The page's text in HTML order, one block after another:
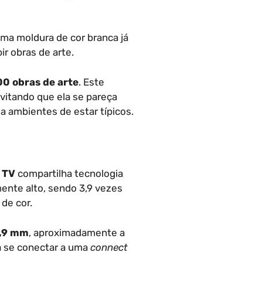
moldura de cor branca já
obras de arte.
obras de arte. Este
que ela se pareça
ambientes de estar típicos.
compartilha tecnologia
alto, sendo 3,9 vezes
cor.
mm, aproximadamente a
se conectar a uma connect